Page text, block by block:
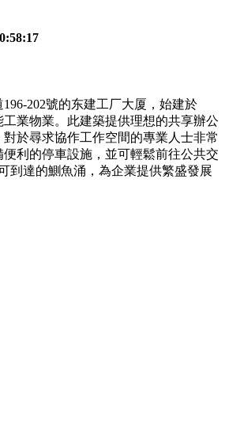
202號的东建工厂大厦，始建於
工業物業。此建築提供理想的共享辦公
於尋求協作工作空間的專業人士非常
利的停車設施，並可輕鬆前往公共交
到達的鰂魚涌，為企業提供繁盛發展